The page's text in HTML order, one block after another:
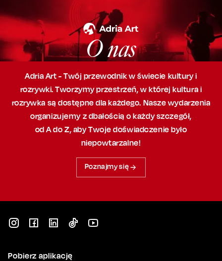
O nas
Adria Art - Twój przewodnik w świecie kultury i
rozrywki. Tworzymy przestrzeń,w której kultura i
rozrywka są dostępne dla każdego. Nasze wydarzenia
organizujemy z dbałością o każdy szczegół,
od A do Z, abyTwoje doświadczenie było
niepowtarzalne!
Poznajmy się
Pobierz aplikację